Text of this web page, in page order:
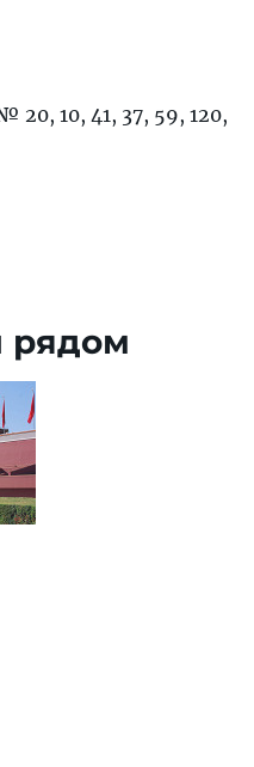
10, 41, 37, 59, 120,
рядом